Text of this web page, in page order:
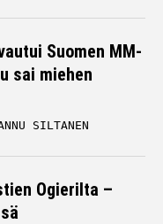
Suomen MM-
sai miehen
SILTANEN
Ogierilta –